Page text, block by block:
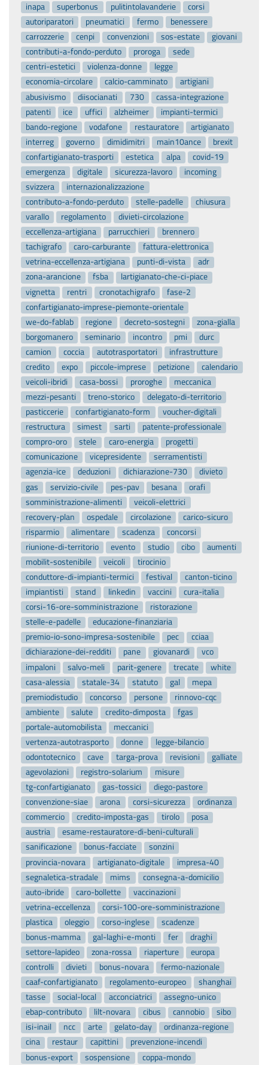
inapa superbonus pulitintolavanderie
corsi
autoriparatori
pneumatici fermo
benessere
carrozzerie
cenpi convenzioni sos-estate
giovani
contributi-a-fondo-perduto
proroga
sede
centri-estetici
violenza-donne
legge
economia-circolare
calcio-camminato
artigiani
abusivismo
diisocianati 730
cassa-integrazione
patenti
ice uffici alzheimer
impianti-termici
bando-regione
vodafone restauratore
artigianato
interreg
governo dimidimitri main10ance
brexit
confartigianato-trasporti
estetica alpa
covid-19
emergenza
digitale sicurezza-lavoro
incoming
svizzera
internazionalizzazione
contributo-a-fondo-perduto
stelle-padelle
chiusura
varallo
regolamento
divieti-circolazione
eccellenza-artigiana
parrucchieri
brennero
tachigrafo
caro-carburante
fattura-elettronica
vetrina-eccellenza-artigiana
punti-di-vista
adr
zona-arancione
fsba
lartigianato-che-ci-piace
vignetta
rentri cronotachigrafo
fase-2
confartigianato-imprese-piemonte-orientale
we-do-fablab
regione decreto-sostegni
zona-gialla
borgomanero
seminario incontro pmi
durc
camion
coccia autotrasportatori
infrastrutture
credito
expo piccole-imprese petizione
calendario
veicoli-ibridi
casa-bossi proroghe
meccanica
mezzi-pesanti
treno-storico
delegato-di-territorio
pasticcerie
confartigianato-form
voucher-digitali
restructura
simest sarti
patente-professionale
compro-oro
stele caro-energia
progetti
comunicazione
vicepresidente
serramentisti
agenzia-ice
deduzioni dichiarazione-730
divieto
gas
servizio-civile pes-pav besana
orafi
somministrazione-alimenti
veicoli-elettrici
recovery-plan
ospedale circolazione
carico-sicuro
risparmio
alimentare scadenza
concorsi
riunione-di-territorio
evento studio cibo
aumenti
mobilit-sostenibile
veicoli
tirocinio
conduttore-di-impianti-termici
festival
canton-ticino
impiantisti
stand linkedin vaccini
cura-italia
corsi-16-ore-somministrazione
ristorazione
stelle-e-padelle
educazione-finanziaria
premio-io-sono-impresa-sostenibile
pec
cciaa
dichiarazione-dei-redditi
pane giovanardi
vco
impaloni
salvo-meli parit-genere trecate
white
casa-alessia
statale-34 statuto gal
mepa
premiodistudio
concorso persone
rinnovo-cqc
ambiente
salute credito-dimposta
fgas
portale-automobilista
meccanici
vertenza-autotrasporto
donne
legge-bilancio
odontotecnico
cave targa-prova revisioni
galliate
agevolazioni
registro-solarium
misure
tg-confartigianato
gas-tossici
diego-pastore
convenzione-siae
arona corsi-sicurezza
ordinanza
commercio
credito-imposta-gas tirolo
posa
austria
esame-restauratore-di-beni-culturali
sanificazione
bonus-facciate
sonzini
provincia-novara
artigianato-digitale
impresa-40
segnaletica-stradale
mims
consegna-a-domicilio
auto-ibride
caro-bollette
vaccinazioni
vetrina-eccellenza
corsi-100-ore-somministrazione
plastica
oleggio corso-inglese
scadenze
bonus-mamma
gal-laghi-e-monti fer
draghi
settore-lapideo
zona-rossa riaperture
europa
controlli
divieti bonus-novara
fermo-nazionale
caaf-confartigianato
regolamento-europeo
shanghai
tasse
social-local acconciatrici
assegno-unico
ebap-contributo
lilt-novara cibus cannobio
sibo
isi-inail
ncc arte gelato-day
ordinanza-regione
cina
restaur capittini
prevenzione-incendi
bonus-export
sospensione
coppa-mondo